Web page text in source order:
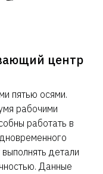
центр
пятью осями.
рабочими
работать в
детали
Данные